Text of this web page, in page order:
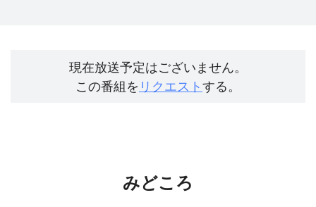
現在放送予定はございません。
この番組を リクエストする。
みどころ